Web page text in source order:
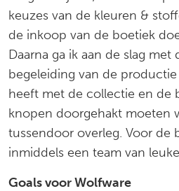
keuzes van de kleuren &
de inkoop van de boetiek
Daarna ga ik aan de slag
begeleiding van de
heeft met de collectie en de
knopen doorgehakt moeten
tussendoor overleg. Voor de
inmiddels een team van
Goals voor Wolfware